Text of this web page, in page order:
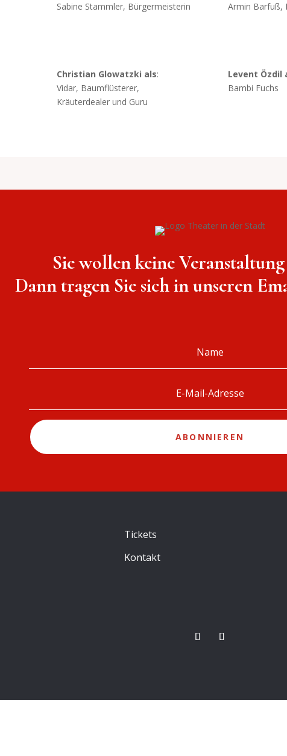
Sabine Stammler, Bürgermeisterin
Armin Barfuß,
Christian Glowatzki als:
Vidar, Baumflüsterer,
Kräuterdealer und Guru
Levent Özdil
Bambi Fuchs
Sie wollen keine Veranstaltung
Dann tragen Sie sich in unseren
ABONNIEREN
Tickets
Kontakt